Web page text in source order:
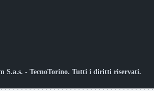
S.a.s. - TecnoTorino. Tutti i diritti riservati.